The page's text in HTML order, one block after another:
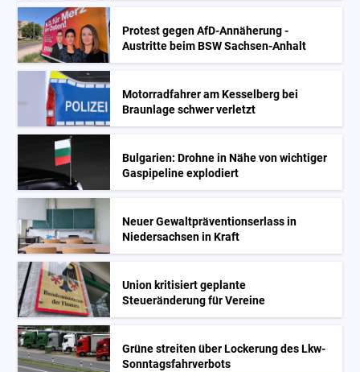
Protest gegen AfD-Annäherung -
Austritte beim BSW Sachsen-Anhalt
Motorradfahrer am Kesselberg bei
Braunlage schwer verletzt
Bulgarien: Drohne in Nähe von wichtiger
Gaspipeline explodiert
Neuer Gewaltpräventionserlass in
Niedersachsen in Kraft
Union kritisiert geplante
Steueränderung für Vereine
Grüne streiten über Lockerung des Lkw-
Sonntagsfahrverbots